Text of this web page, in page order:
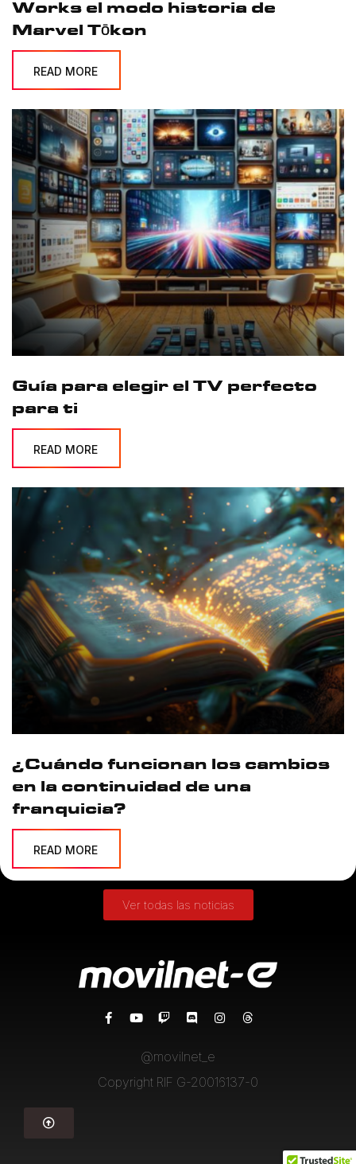
Works el modo historia de
Marvel Tōkon
READ MORE
Guía para elegir el TV perfecto
para ti
READ MORE
¿Cuándo funcionan los cambios
en la continuidad de una
franquicia?
READ MORE
Ver todas las noticias
@movilnet_e
Copyright RIF G-20016137-0